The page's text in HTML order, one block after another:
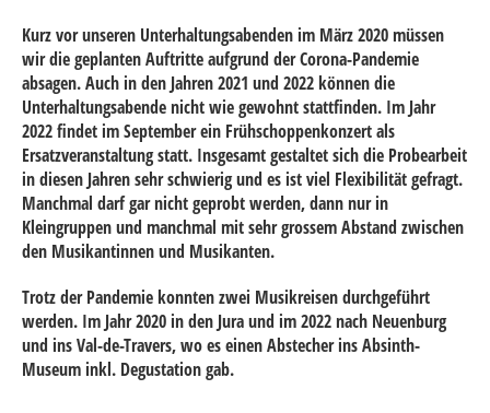
Kurz vor unseren Unterhaltungsabenden im März 2020 müssen
wir die geplanten Auftritte aufgrund der Corona-Pandemie
absagen. Auch in den Jahren 2021 und 2022 können die
Unterhaltungsabende nicht wie gewohnt stattfinden. Im Jahr
2022 findet im September ein Frühschoppenkonzert als
Ersatzveranstaltung statt. Insgesamt gestaltet sich die Probearbeit
in diesen Jahren sehr schwierig und es ist viel Flexibilität gefragt.
Manchmal darf gar nicht geprobt werden, dann nur in
Kleingruppen und manchmal mit sehr grossem Abstand zwischen
den Musikantinnen und Musikanten.
Trotz der Pandemie konnten zwei Musikreisen durchgeführt
werden. Im Jahr 2020 in den Jura und im 2022 nach Neuenburg
und ins Val-de-Travers, wo es einen Abstecher ins Absinth-
Museum inkl. Degustation gab.